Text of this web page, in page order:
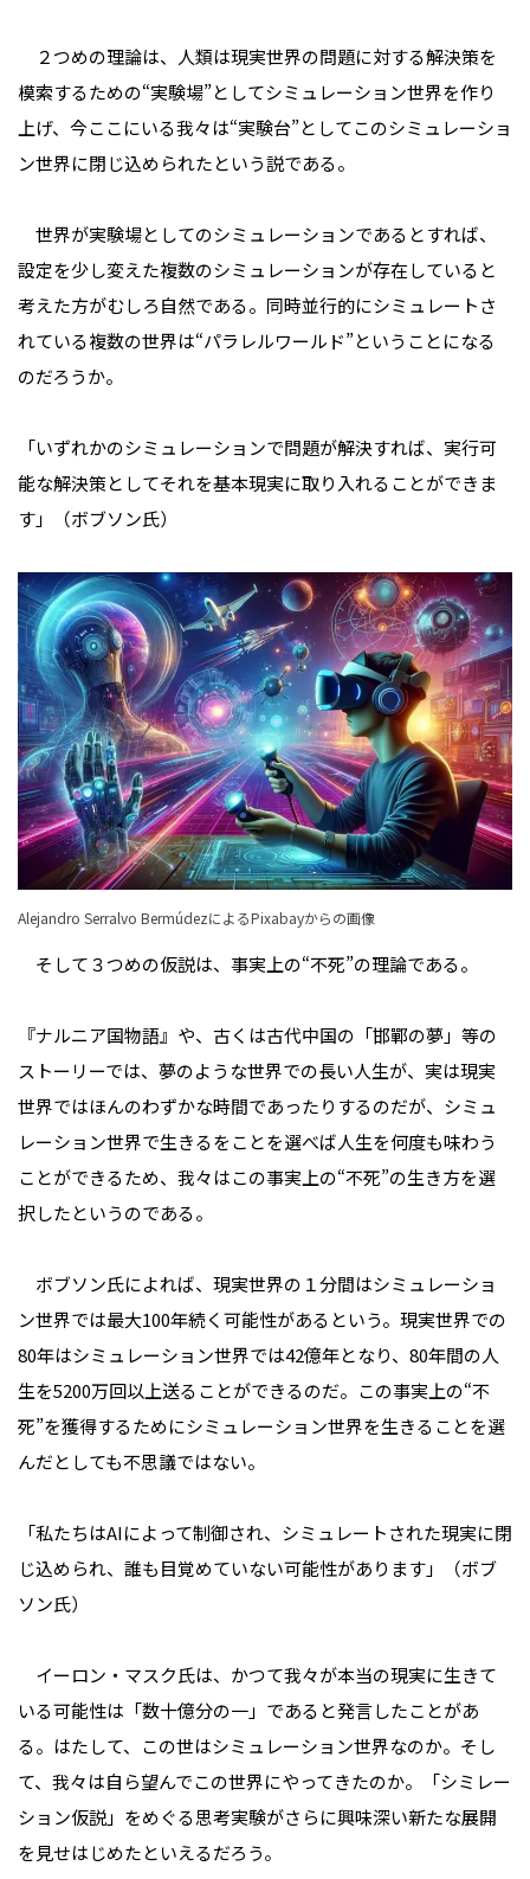
２つめの理論は、人類は現実世界の問題に対する解決策を
模索するための“実験場”としてシミュレーション世界を作り
上げ、今ここにいる我々は“実験台”としてこのシミュレーショ
ン世界に閉じ込められたという説である。
世界が実験場としてのシミュレーションであるとすれば、
設定を少し変えた複数のシミュレーションが存在していると
考えた方がむしろ自然である。同時並行的にシミュレートさ
れている複数の世界は“パラレルワールド”ということになる
のだろうか。
「いずれかのシミュレーションで問題が解決すれば、実行可
能な解決策としてそれを基本現実に取り入れることができま
す」（ボブソン氏）
Alejandro Serralvo BermúdezによるPixabayからの画像
そして３つめの仮説は、事実上の“不死”の理論である。
『ナルニア国物語』や、古くは古代中国の「邯鄲の夢」等の
ストーリーでは、夢のような世界での長い人生が、実は現実
世界ではほんのわずかな時間であったりするのだが、シミュ
レーション世界で生きるをことを選べば人生を何度も味わう
ことができるため、我々はこの事実上の“不死”の生き方を選
択したというのである。
ボブソン氏によれば、現実世界の１分間はシミュレーショ
ン世界では最大100年続く可能性があるという。現実世界での
80年はシミュレーション世界では42億年となり、80年間の人
生を5200万回以上送ることができるのだ。この事実上の“不
死”を獲得するためにシミュレーション世界を生きることを選
んだとしても不思議ではない。
「私たちはAIによって制御され、シミュレートされた現実に閉
じ込められ、誰も目覚めていない可能性があります」（ボブ
ソン氏）
イーロン・マスク氏は、かつて我々が本当の現実に生きて
いる可能性は「数十億分の一」であると発言したことがあ
る。はたして、この世はシミュレーション世界なのか。そし
て、我々は自ら望んでこの世界にやってきたのか。「シミレー
ション仮説」をめぐる思考実験がさらに興味深い新たな展開
を見せはじめたといえるだろう。